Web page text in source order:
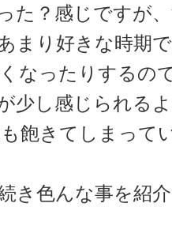
た？感じですが
まり好きな時期
なったりするの
少し感じられる
飽きてしまって
き色んな事を紹